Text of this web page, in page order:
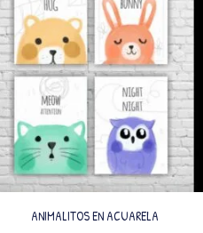
ANIMALITOS EN ACUARELA